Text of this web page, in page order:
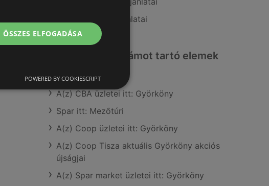
A(z) AlphaZoo ajánlatai
Érdeklődésre számot tartó elemek
A(z) CBA üzletei itt: Györköny
Spar itt: Mezőtúri
A(z) Coop üzletei itt: Györköny
A(z) Coop Tisza aktuális Györköny akciós
újságjai
A(z) Spar market üzletei itt: Györköny
ÖSSZES ELFOGADÁSA
POWERED BY COOKIESCRIPT